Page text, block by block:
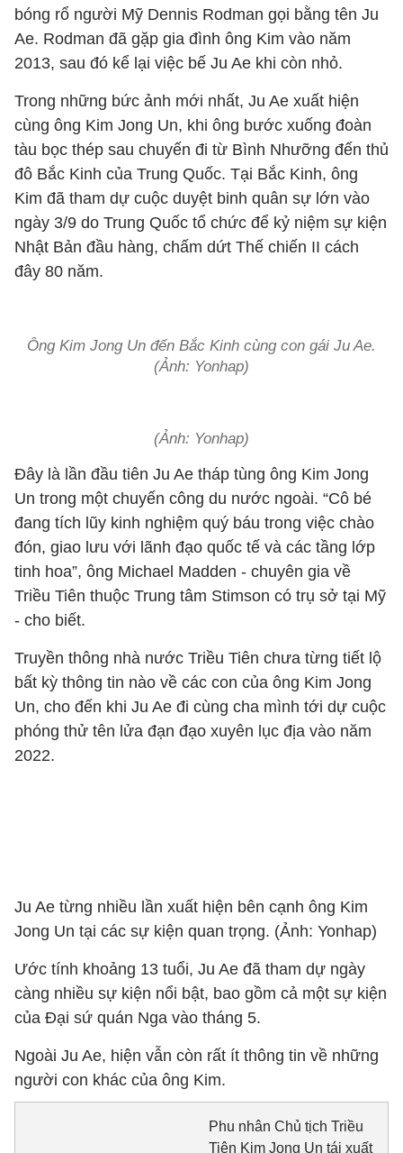
bóng rổ người Mỹ Dennis Rodman gọi bằng tên Ju
Ae. Rodman đã gặp gia đình ông Kim vào năm
2013, sau đó kể lại việc bế Ju Ae khi còn nhỏ.
Trong những bức ảnh mới nhất, Ju Ae xuất hiện
cùng ông Kim Jong Un, khi ông bước xuống đoàn
tàu bọc thép sau chuyến đi từ Bình Nhưỡng đến thủ
đô Bắc Kinh của Trung Quốc. Tại Bắc Kinh, ông
Kim đã tham dự cuộc duyệt binh quân sự lớn vào
ngày 3/9 do Trung Quốc tổ chức để kỷ niệm sự kiện
Nhật Bản đầu hàng, chấm dứt Thế chiến II cách
đây 80 năm.
Ông Kim Jong Un đến Bắc Kinh cùng con gái Ju Ae.
(Ảnh: Yonhap)
(Ảnh: Yonhap)
Đây là lần đầu tiên Ju Ae tháp tùng ông Kim Jong
Un trong một chuyến công du nước ngoài. “Cô bé
đang tích lũy kinh nghiệm quý báu trong việc chào
đón, giao lưu với lãnh đạo quốc tế và các tầng lớp
tinh hoa”, ông Michael Madden - chuyên gia về
Triều Tiên thuộc Trung tâm Stimson có trụ sở tại Mỹ
- cho biết.
Truyền thông nhà nước Triều Tiên chưa từng tiết lộ
bất kỳ thông tin nào về các con của ông Kim Jong
Un, cho đến khi Ju Ae đi cùng cha mình tới dự cuộc
phóng thử tên lửa đạn đạo xuyên lục địa vào năm
2022.
Ju Ae từng nhiều lần xuất hiện bên cạnh ông Kim
Jong Un tại các sự kiện quan trọng. (Ảnh: Yonhap)
Ước tính khoảng 13 tuổi, Ju Ae đã tham dự ngày
càng nhiều sự kiện nổi bật, bao gồm cả một sự kiện
của Đại sứ quán Nga vào tháng 5.
Ngoài Ju Ae, hiện vẫn còn rất ít thông tin về những
người con khác của ông Kim.
Phu nhân Chủ tịch Triều
Tiên Kim Jong Un tái xuất